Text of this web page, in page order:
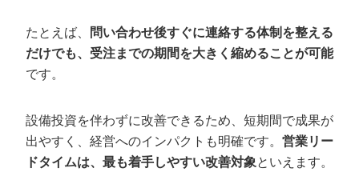
たとえば、
問い合わせ後すぐに連絡する体制を整える
だけでも、受注までの期間を大きく縮めることが可能
です。
設備投資を伴わずに改善できるため、短期間で成果が
出やすく、経営へのインパクトも明確です。 営業リー
ドタイムは、最も着手しやすい改善対象といえます。